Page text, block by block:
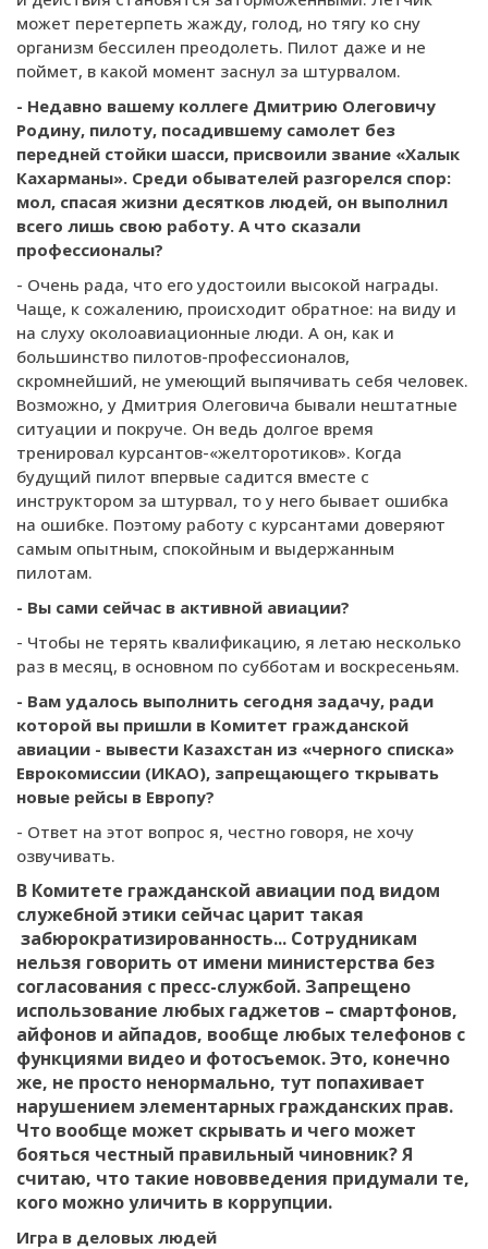
может перетерпеть жажду, голод, но тягу ко сну
организм бессилен преодолеть. Пилот даже и не
поймет, в какой момент заснул за штурвалом.
- Недавно вашему коллеге Дмитрию Олеговичу
Родину, пилоту, посадившему самолет без
передней стойки шасси, присвоили звание «Халык
Кахарманы». Среди обывателей разгорелся спор:
мол, спасая жизни десятков людей, он выполнил
всего лишь свою работу. А что сказали
профессионалы?
- Очень рада, что его удостоили высокой награды.
Чаще, к сожалению, происходит обратное: на виду и
на слуху околоавиационные люди. А он, как и
большинство пилотов-профессионалов,
скромнейший, не умеющий выпячивать себя человек.
Возможно, у Дмитрия Олеговича бывали нештатные
ситуации и покруче. Он ведь долгое время
тренировал курсантов-«желторотиков». Когда
будущий пилот впервые садится вместе с
инструктором за штурвал, то у него бывает ошибка
на ошибке. Поэтому работу с курсантами доверяют
самым опытным, спокойным и выдержанным
пилотам.
- Вы сами сейчас в активной авиации?
- Чтобы не терять квалификацию, я летаю несколько
раз в месяц, в основном по субботам и воскресеньям.
- Вам удалось выполнить сегодня задачу, ради
которой вы пришли в Комитет гражданской
авиации - вывести Казахстан из «черного списка»
Еврокомиссии (ИКАО), запрещающего ткрывать
новые рейсы в Европу?
- Ответ на этот вопрос я, честно говоря, не хочу
озвучивать.
В Комитете гражданской авиации под видом
служебной этики сейчас царит такая
забюрократизированность... Сотрудникам
нельзя говорить от имени министерства без
согласования с пресс-службой. Запрещено
использование любых гаджетов – смартфонов,
айфонов и айпадов, вообще любых телефонов с
функциями видео и фотосъемок. Это, конечно
же, не просто ненормально, тут попахивает
нарушением элементарных гражданских прав.
Что вообще может скрывать и чего может
бояться честный правильный чиновник? Я
считаю, что такие нововведения придумали те,
кого можно уличить в коррупции.
Игра в деловых людей